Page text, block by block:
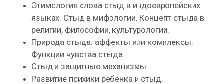
Этимология слова стыд в индоевропейских
языках. Стыд в мифологии. Концепт стыда в
религии, философии, культурологии.
Природа стыда: аффекты или комплексы.
Функции чувства стыда.
Стыд и защитные механизмы.
Развитие психики ребенка и стыд.